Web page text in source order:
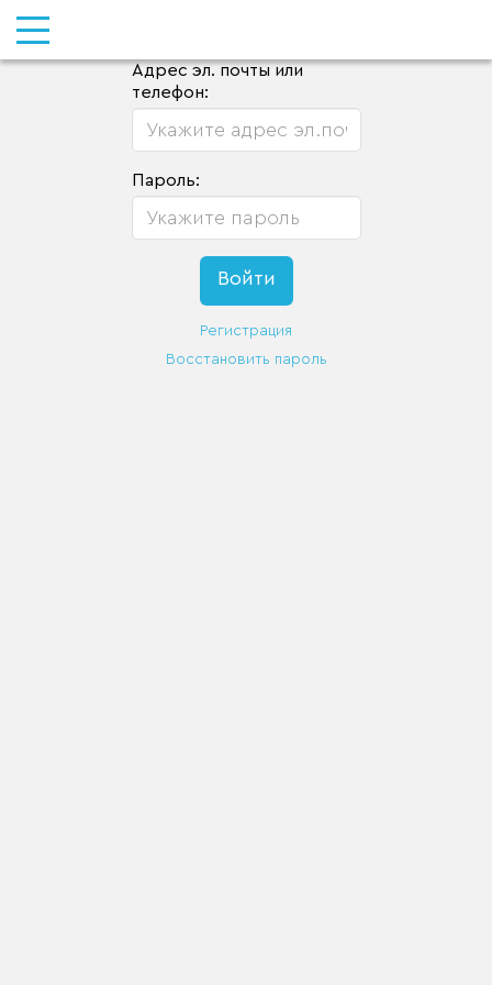
Адрес эл. почты или
телефон:
Пароль:
Регистрация
Восстановить пароль